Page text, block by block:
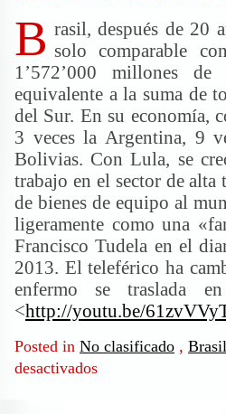
B rasil, después de 20
solo comparable
1’572’000 millones
equivalente a la suma de
del Sur. En su economía,
3 veces la Argentina, 9
Bolivias. Con Lula, se
trabajo en el sector de
de bienes de equipo al
ligeramente como una
Francisco Tudela en el
2013. El teleférico ha
enfermo se traslada
<http://youtu.be/
Posted in No clasificado , Brasil
desactivados